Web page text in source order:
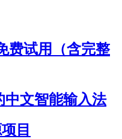
费试用（含完整
中文智能输入法
目